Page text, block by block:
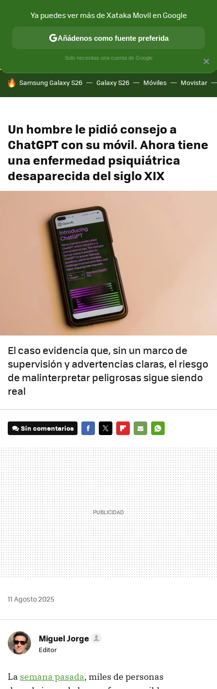
CONECTIVIDAD MÓVIL Y SOCIEDAD APLICACIONES
HOY SE HABLA DE
Samsung Galaxy S26 Galaxy S26 Móviles Movistar
Un hombre le pidió consejo a
ChatGPT con su móvil. Ahora tiene
una enfermedad psiquiátrica
desaparecida del siglo XIX
El caso evidencia que, sin un marco de
supervisión y advertencias claras, el riesgo
de malinterpretar peligrosas sigue siendo
real
Sin comentarios
MAIL
11 Agosto 2025
Miguel Jorge
Editor
La semana pasada, miles de personas
×
Ya puedes ver más de Xataka Movil en Google
Añádenos como fuente preferida
Solo necesitas una cuenta de Google